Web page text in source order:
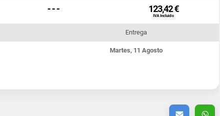
- - - 123,42 €
IVA Incluido
Entrega
Martes, 11 Agosto